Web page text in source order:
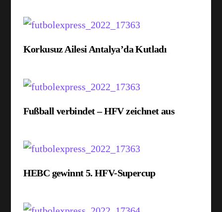
Korkusuz Ailesi Antalya’da Kutladı
Fußball verbindet – HFV zeichnet aus
HEBC gewinnt 5. HFV-Supercup